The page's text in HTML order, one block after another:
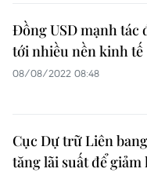
Đồng USD mạnh tác
tới nhiều nền kinh tế​
08/08/2022 08:48
Cục Dự trữ Liên
tăng lãi suất để giảm